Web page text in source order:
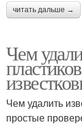
читать дальше →
Чем
Чем удалить
простые